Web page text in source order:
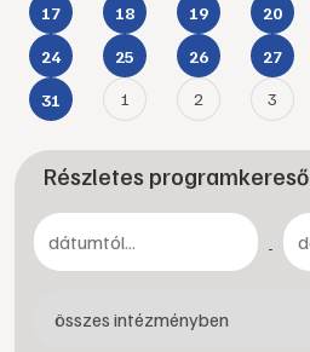
17 18 19 20
24 25 26 27
31 1 2 3
Részletes programkereső
-